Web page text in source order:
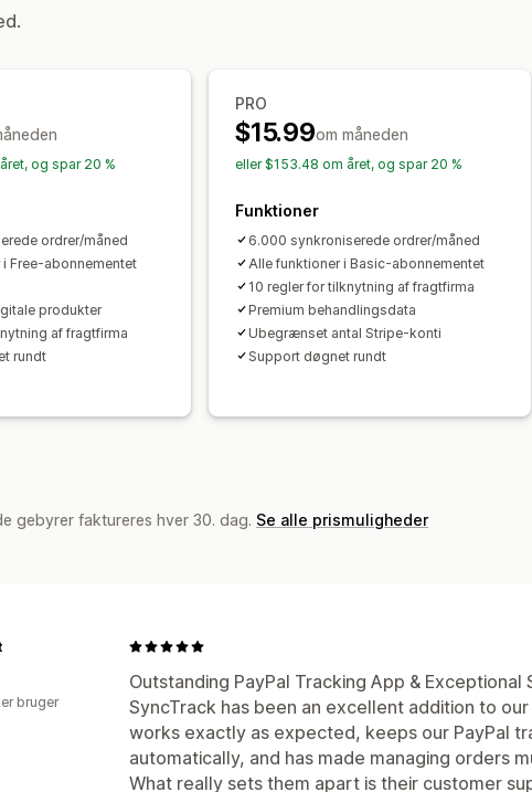
og spar 20 %
ordrer/måned
Free-abonnementet
produkter
af fragtfirma
rundt
PRO
$15.99om måneden
eller $153.48 om året, og spar 20 %
Funktioner
6.000 synkroniserede ordrer/måned
Alle funktioner i Basic-abonnementet
10 regler for tilknytning af fragtfirma
Premium behandlingsdata
Ubegrænset antal Stripe-konti
Support døgnet rundt
gebyrer faktureres hver 30. dag. Se alle prismuligheder
Outstanding PayPal Tracking App & Exceptional
SyncTrack has been an excellent addition to
works exactly as expected, keeps our PayPal
automatically, and has made managing orders
What really sets them apart is their customer
bruger